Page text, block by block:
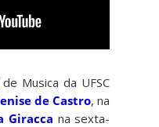
Musica da UFSC
de Castro, na
Giracca na sexta-